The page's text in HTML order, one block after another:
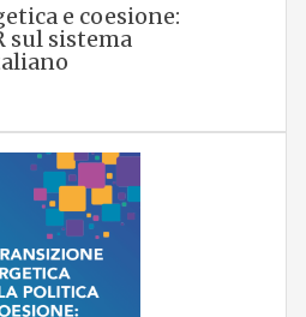
e coesione:
sul sistema